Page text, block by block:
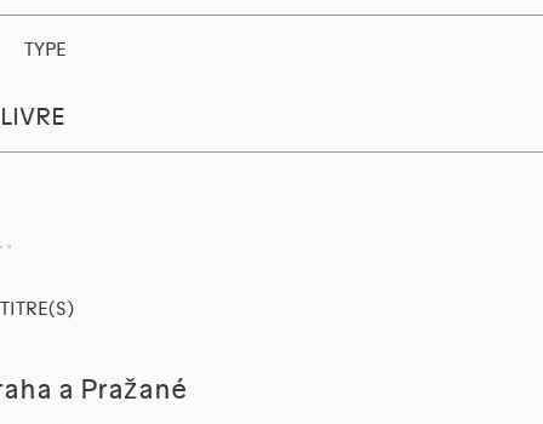
TYPE
LIVRE
TITRE(S)
a Pražané